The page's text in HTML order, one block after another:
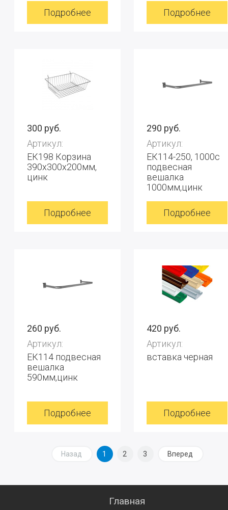
Подробнее Подробнее
300 руб.
Артикул:
ЕК198 Корзина
390х300х200мм,
цинк
Подробнее
290 руб.
Артикул:
ЕК114-250, 1000с
подвесная
вешалка
1000мм,цинк
Подробнее
260 руб.
Артикул:
ЕК114 подвесная
вешалка
590мм,цинк
Подробнее
420 руб.
Артикул:
вставка черная
Подробнее
Назад 1 2 3 Вперед
Главная